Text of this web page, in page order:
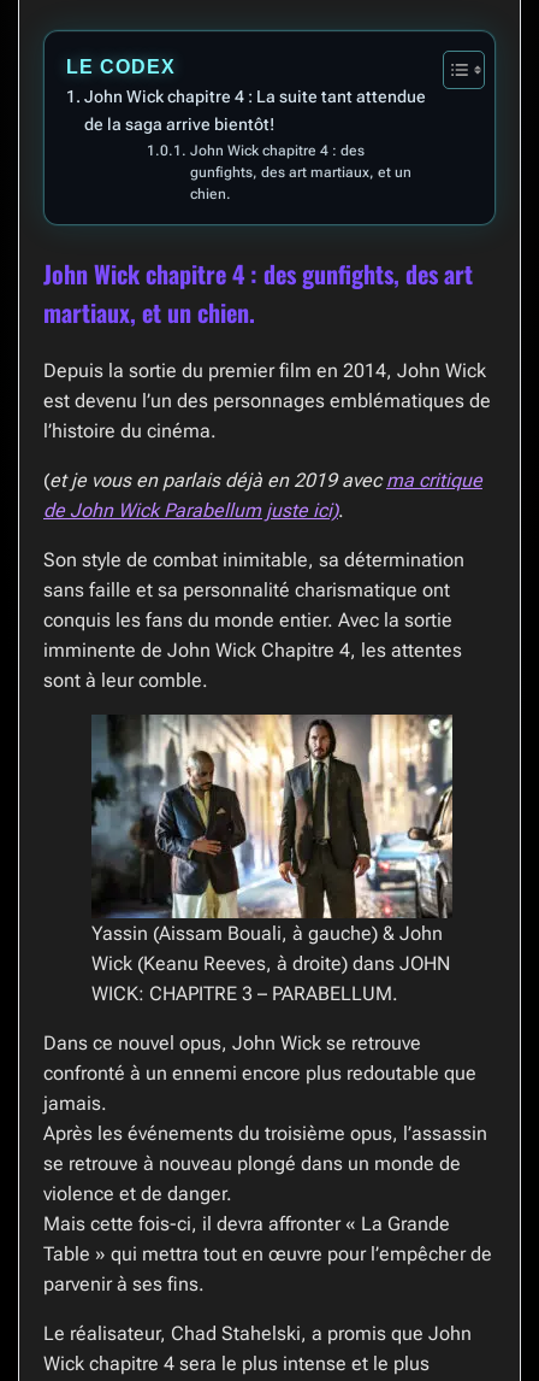
LE CODEX
John Wick chapitre 4 : La suite tant attendue
de la saga arrive bientôt!
John Wick chapitre 4 : des
gunfights, des art martiaux, et un
chien.
John Wick chapitre 4 : des gunfights, des art
martiaux, et un chien.
Depuis la sortie du premier film en 2014, John Wick
est devenu l’un des personnages emblématiques de
l’histoire du cinéma.
(et je vous en parlais déjà en 2019 avecma critique
de John Wick Parabellum juste ici).
Son style de combat inimitable, sa détermination
sans faille et sa personnalité charismatique ont
conquis les fans du monde entier. Avec la sortie
imminente de John Wick Chapitre 4, les attentes
sont à leur comble.
Yassin (Aissam Bouali, à gauche) & John
Wick (Keanu Reeves, à droite) dans JOHN
WICK: CHAPITRE 3 – PARABELLUM.
Dans ce nouvel opus, John Wick se retrouve
confronté à un ennemi encore plus redoutable que
jamais.
Après les événements du troisième opus, l’assassin
se retrouve à nouveau plongé dans un monde de
violence et de danger.
Mais cette fois-ci, il devra affronter « La Grande
Table » qui mettra tout en œuvre pour l’empêcher de
parvenir à ses fins.
Le réalisateur, Chad Stahelski, a promis que John
Wick chapitre 4 sera le plus intense et le plus